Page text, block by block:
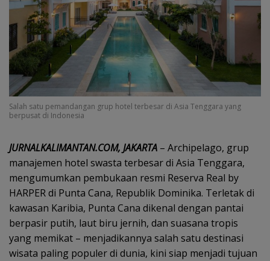
Salah satu pemandangan grup hotel terbesar di Asia Tenggara yang
berpusat di Indonesia
JURNALKALIMANTAN.COM, JAKARTA – Archipelago, grup
manajemen hotel swasta terbesar di Asia Tenggara,
mengumumkan pembukaan resmi Reserva Real by
HARPER di Punta Cana, Republik Dominika. Terletak di
kawasan Karibia, Punta Cana dikenal dengan pantai
berpasir putih, laut biru jernih, dan suasana tropis
yang memikat – menjadikannya salah satu destinasi
wisata paling populer di dunia, kini siap menjadi tujuan